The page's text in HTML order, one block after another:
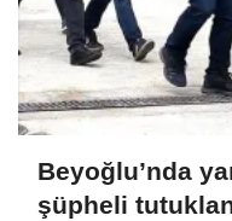
Beyoğlu’nda
şüpheli